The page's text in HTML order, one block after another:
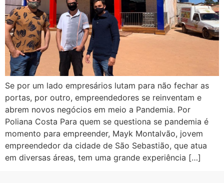
Se por um lado empresários lutam para não fechar as
portas, por outro, empreendedores se reinventam e
abrem novos negócios em meio a Pandemia. Por
Poliana Costa Para quem se questiona se pandemia é
momento para empreender, Mayk Montalvão, jovem
empreendedor da cidade de São Sebastião, que atua
em diversas áreas, tem uma grande experiência […]